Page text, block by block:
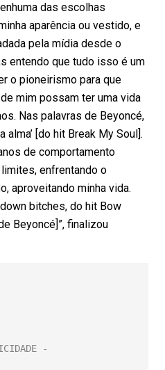
das escolhas
aparência ou vestido, e
pela mídia desde o
entendo que tudo isso é um
o pioneirismo para que
mim possam ter uma vida
Nas palavras de Beyoncé,
alma’ [do hit Break My Soul].
de comportamento
enfrentando o
aproveitando minha vida.
bitches, do hit Bow
Beyoncé]”, finalizou